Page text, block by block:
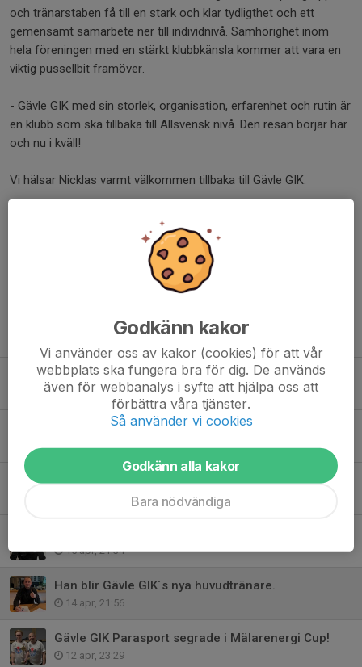
och tränarstaben få till en stark och klar tydligthet och ett
gemensamt samarbete ner till individnivå. Samhörighet inom
hela föreningen med en stärkt klubbkänsla kommer att vara en
viktig pussellbit framöver.
- Gävle GIK med sin storlek, organisation, erfarenhet och rutin är
en klubb som ska tillbaka till Allsvensk nivå. Den resan börjar här
och nu i kväll!
Vi hälsar Nicklas varmt välkommen tillbaka till Gävle GIK.
Tidigare nyheter
Gävle GIK önskar Er alla en trevlig sommar!
15 jun, 23:10
9 jun, 12:15
Serieindelningen är nu klar för 2026-27.
15 apr, 21:34
Han blir Gävle GIK´s nya huvudtränare.
14 apr, 21:56
Gävle GIK Parasport segrade i Mälarenergi Cup!
12 apr, 23:29
Godkänn kakor
Vi använder oss av kakor (cookies) för att vår
webbplats ska fungera bra för dig. De används
även för webbanalys i syfte att hjälpa oss att
förbättra våra tjänster.
Så använder vi cookies
Godkänn alla kakor
Bara nödvändiga